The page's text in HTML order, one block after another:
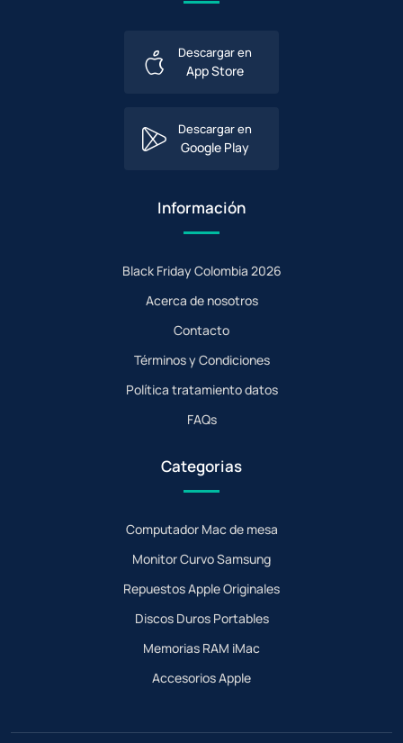
Descargar en
App Store
Descargar en
Google Play
Información
Black Friday Colombia 2026
Acerca de nosotros
Contacto
Términos y Condiciones
Política tratamiento datos
FAQs
Categorias
Computador Mac de mesa
Monitor Curvo Samsung
Repuestos Apple Originales
Discos Duros Portables
Memorias RAM iMac
Accesorios Apple